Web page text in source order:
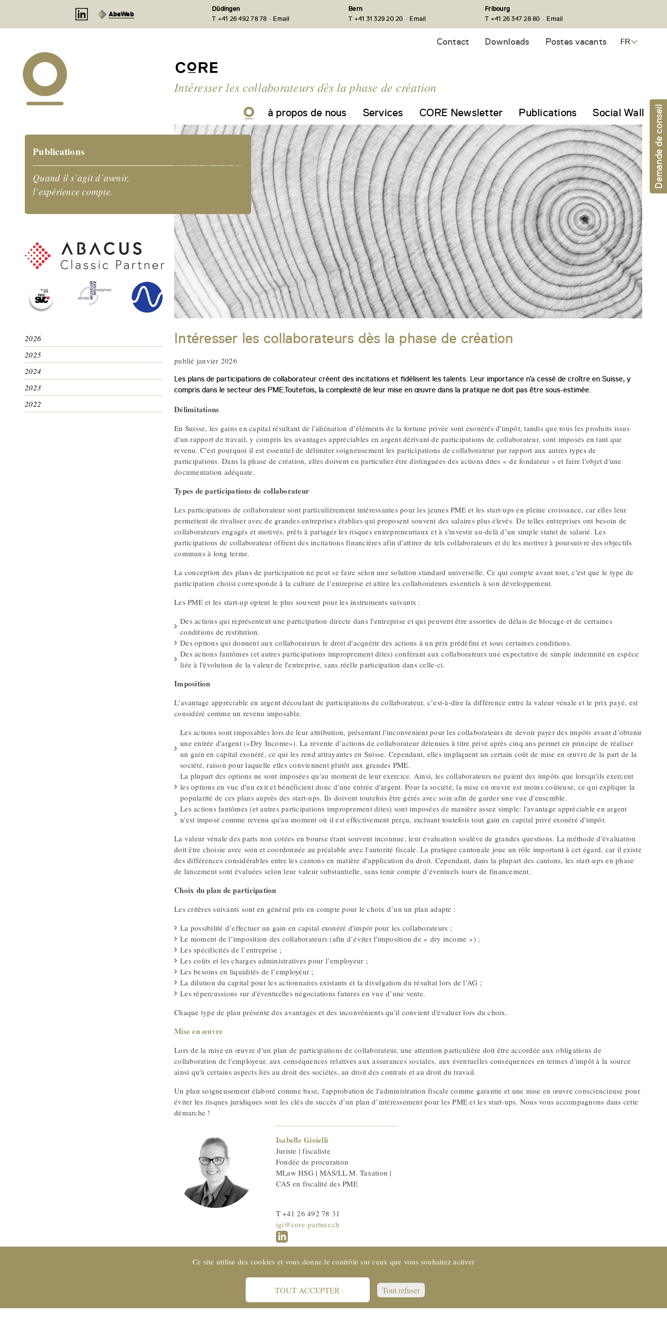
AbaWeb
Düdingen
T +41 26 492 78 78 · Email
Bern
T +41 31 329 20 20 · Email
Fribourg
T +41 26 347 28 80 · Email
Contact Downloads Postes vacants FR
Intéresser les collaborateurs dès la phase de création
à propos de nous Services CORE Newsletter Publications Social Wall
Publications
Quand il s’agit d’avenir,
l’expérience compte.
2026
2025
2024
2023
2022
Intéresser les collaborateurs dès la phase de création
publié janvier 2026
Les plans de participations de collaborateur créent des incitations et fidélisent les talents. Leur importance n’a cessé de croître en Suisse, y
compris dans le secteur des PME.Toutefois, la complexité de leur mise en œuvre dans la pratique ne doit pas être sous-estimée.
Délimitations
En Suisse, les gains en capital résultant de l'aliénation d’éléments de la fortune privée sont exonérés d'impôt, tandis que tous les produits issus
d'un rapport de travail, y compris les avantages appréciables en argent dérivant de participations de collaborateur, sont imposés en tant que
revenu. C'est pourquoi il est essentiel de délimiter soigneusement les participations de collaborateur par rapport aux autres types de
participations. Dans la phase de création, elles doivent en particulier être distinguées des actions dites « de fondateur » et faire l'objet d'une
documentation adéquate.
Types de participations de collaborateur
Les participations de collaborateur sont particulièrement intéressantes pour les jeunes PME et les start-ups en pleine croissance, car elles leur
permettent de rivaliser avec de grandes entreprises établies qui proposent souvent des salaires plus élevés. De telles entreprises ont besoin de
collaborateurs engagés et motivés, prêts à partager les risques entrepreneuriaux et à s'investir au-delà d’un simple statut de salarié. Les
participations de collaborateur offrent des incitations financières afin d'attirer de tels collaborateurs et de les motiver à poursuivre des objectifs
communs à long terme.
La conception des plans de participation ne peut se faire selon une solution standard universelle. Ce qui compte avant tout, c'est que le type de
participation choisi corresponde à la culture de l’entreprise et attire les collaborateurs essentiels à son développement.
Les PME et les start-up optent le plus souvent pour les instruments suivants :
Des actions qui représentent une participation directe dans l'entreprise et qui peuvent être assorties de délais de blocage et de certaines
conditions de restitution.
Des options qui donnent aux collaborateurs le droit d'acquérir des actions à un prix prédéfini et sous certaines conditions.
Des actions fantômes (et autres participations improprement dites) conférant aux collaborateurs une expectative de simple indemnité en espèce
liée à l'évolution de la valeur de l'entreprise, sans réelle participation dans celle-ci.
Imposition
L'avantage appréciable en argent découlant de participations de collaborateur, c’est-à-dire la différence entre la valeur vénale et le prix payé, est
considéré comme un revenu imposable.
Les actions sont imposables lors de leur attribution, présentant l'inconvénient pour les collaborateurs de devoir payer des impôts avant d’obtenir
une entrée d'argent («Dry Income»). La revente d’actions de collaborateur détenues à titre privé après cinq ans permet en principe de réaliser
un gain en capital exonéré, ce qui les rend attrayantes en Suisse. Cependant, elles impliquent un certain coût de mise en œuvre de la part de la
société, raison pour laquelle elles conviennent plutôt aux grandes PME.
La plupart des options ne sont imposées qu'au moment de leur exercice. Ainsi, les collaborateurs ne paient des impôts que lorsqu'ils exercent
les options en vue d'un exit et bénéficient donc d'une entrée d'argent. Pour la société, la mise en œuvre est moins coûteuse, ce qui explique la
popularité de ces plans auprès des start-ups. Ils doivent toutefois être gérés avec soin afin de garder une vue d'ensemble.
Les actions fantômes (et autres participations improprement dites) sont imposées de manière assez simple: l'avantage appréciable en argent
n'est imposé comme revenu qu'au moment où il est effectivement perçu, excluant toutefois tout gain en capital privé exonéré d'impôt.
La valeur vénale des parts non cotées en bourse étant souvent inconnue, leur évaluation soulève de grandes questions. La méthode d'évaluation
doit être choisie avec soin et coordonnée au préalable avec l'autorité fiscale. La pratique cantonale joue un rôle important à cet égard, car il existe
des différences considérables entre les cantons en matière d'application du droit. Cependant, dans la plupart des cantons, les start-ups en phase
de lancement sont évaluées selon leur valeur substantielle, sans tenir compte d’éventuels tours de financement.
Choix du plan de participation
Les critères suivants sont en général pris en compte pour le choix d’un un plan adapté :
La possibilité d’effectuer un gain en capital exonéré d'impôt pour les collaborateurs ;
Le moment de l’imposition des collaborateurs (afin d’éviter l'imposition de « dry income ») ;
Les spécificités de l’entreprise ;
Les coûts et les charges administratives pour l’employeur ;
Les besoins en liquidités de l’employeur ;
La dilution du capital pour les actionnaires existants et la divulgation du résultat lors de l’AG ;
Les répercussions sur d'éventuelles négociations futures en vue d’une vente.
Chaque type de plan présente des avantages et des inconvénients qu'il convient d'évaluer lors du choix.
Mise en œuvre
Lors de la mise en œuvre d'un plan de participations de collaborateur, une attention particulière doit être accordée aux obligations de
collaboration de l'employeur, aux conséquences relatives aux assurances sociales, aux éventuelles conséquences en termes d'impôt à la source
ainsi qu'à certains aspects liés au droit des sociétés, au droit des contrats et au droit du travail.
Un plan soigneusement élaboré comme base, l'approbation de l'administration fiscale comme garantie et une mise en œuvre consciencieuse pour
éviter les risques juridiques sont les clés du succès d’un plan d’intéressement pour les PME et les start-ups. Nous vous accompagnons dans cette
démarche !
Isabelle Gioielli
Juriste | fiscaliste
Fondée de procuration
MLaw HSG | MAS/LL.M. Taxation |
CAS en fiscalité des PME
T +41 26 492 78 31
igi@core-partner.ch
Demande de conseil
et membre de FIDUCIAIRE | SUISSE © 2022 CORE Partenaires SA Support
Panneau de gestion des cookies
Ce site utilise des cookies et vous donne le contrôle sur ceux que vous souhaitez activer
TOUT ACCEPTER Tout refuser